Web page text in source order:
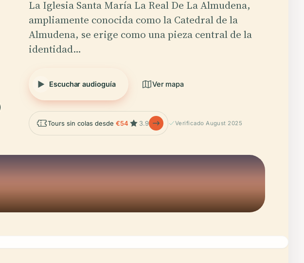
La Iglesia Santa María La Real De La Almudena,
ampliamente conocida como la Catedral de la
Almudena, se erige como una pieza central de la
identidad…
Escuchar audioguía Ver mapa
Tours sin colas desde €54 3.9 Verificado August 2025